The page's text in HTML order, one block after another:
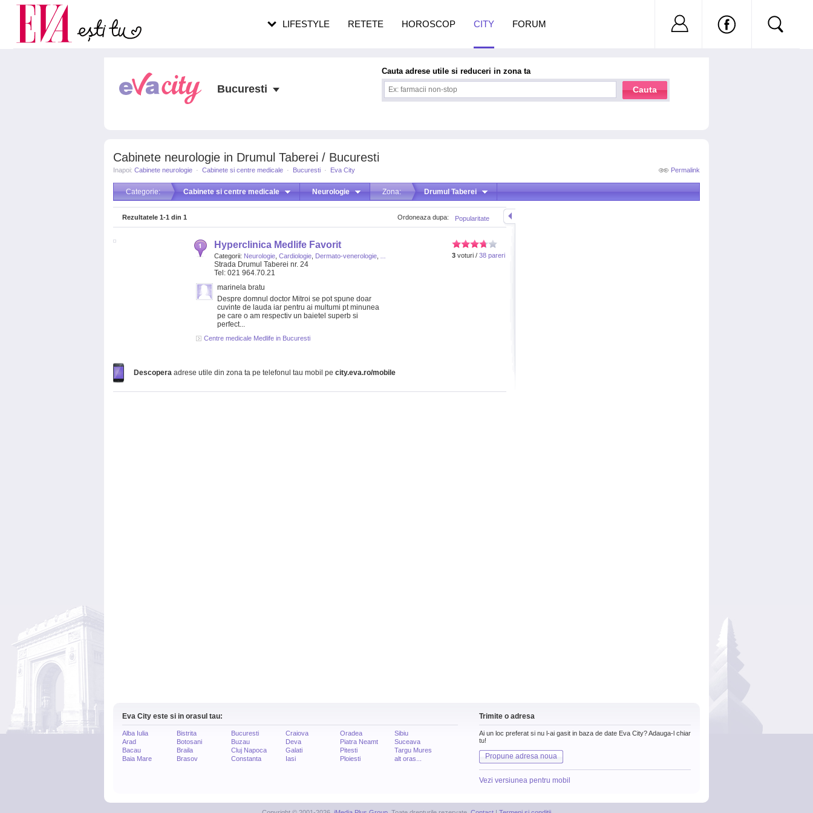
Cabinete neurologie in Drumul Taberei / Bucuresti
Permalink
Inapoi: Cabinete neurologie · Cabinete si centre medicale · Bucuresti · Eva City
Categorie: Cabinete si centre medicale Neurologie Zona: Drumul Taberei
Popularitate
Ordoneaza dupa:
Rezultatele 1-1 din 1
3 voturi / 38 pareri
Hyperclinica Medlife Favorit
Categorii: Neurologie Cardiologie Dermato-venerologie
Strada Drumul Taberei nr. 24
Tel: 021 964.70.21
marinela bratu
Despre domnul doctor Mitroi se pot spune doar
cuvinte de lauda iar pentru ai multumi pt minunea
pe care o am respectiv un baietel superb si
perfect...
Centre medicale Medlife in Bucuresti
Descopera adrese utile din zona ta pe telefonul tau mobil pe city.eva.ro/mobile
Eva City este si in orasul tau:
Alba Iulia
Arad
Bacau
Baia Mare
Bistrita
Botosani
Braila
Brasov
Bucuresti
Buzau
Cluj Napoca
Constanta
Craiova
Deva
Galati
Iasi
Oradea
Piatra Neamt
Pitesti
Ploiesti
Sibiu
Suceava
Targu Mures
alt oras...
Trimite o adresa
Ai un loc preferat si nu l-ai gasit in baza de date Eva City? Adauga-l chiar
tu!
Propune adresa noua
Vezi versiunea pentru mobil
Bucuresti
Cauta adrese utile si reduceri in zona ta
Cauta
LIFESTYLE RETETE HOROSCOP CITY FORUM Nu ai cont?
Carieră
Actualitate